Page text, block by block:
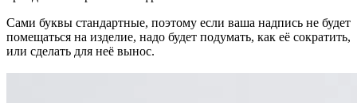
Сами буквы стандартные, поэтому если ваша надпись не будет
помещаться на изделие, надо будет подумать, как её сократить,
или сделать для неё вынос.